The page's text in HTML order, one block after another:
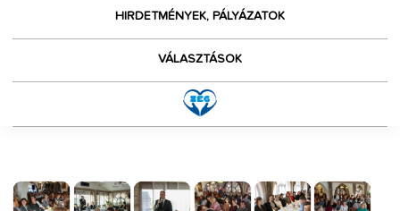
HIRDETMÉNYEK, PÁLYÁZATOK
VÁLASZTÁSOK